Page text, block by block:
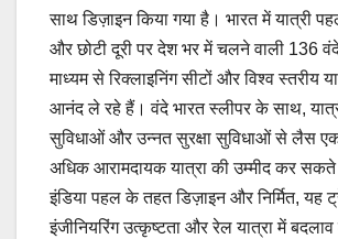
साथ डिज़ाइन किया गया है। भारत में यात्री
और छोटी दूरी पर देश भर में चलने वाली 136
माध्यम से रिक्लाइनिंग सीटों और विश्व स्तरीय
आनंद ले रहे हैं। वंदे भारत स्लीपर के साथ,
सुविधाओं और उन्नत सुरक्षा सुविधाओं से लैस
अधिक आरामदायक यात्रा की उम्मीद कर
इंडिया पहल के तहत डिज़ाइन और निर्मित, यह
इंजीनियरिंग उत्कृष्टता और रेल यात्रा में